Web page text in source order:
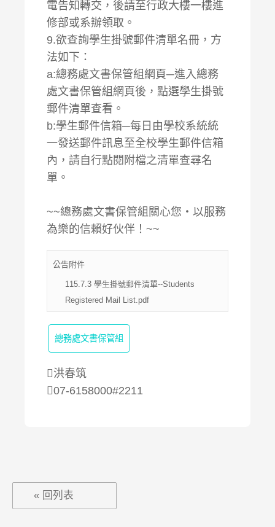
電告知轉交，後請至行政大樓一樓進
修部或系辦領取。
9.欲查詢學生掛號郵件清單名冊，方
法如下：
a:總務處文書保管組網頁─進入總務
處文書保管組網頁後，點選學生掛號
郵件清單查看。
b:學生郵件信箱─每日由學校系統統
一發送郵件訊息至全校學生郵件信箱
內，請自行點閱附檔之清單查尋名
單。
~~總務處文書保管組關心您‧以服務
為樂的信賴好伙伴！~~
公告附件
115.7.3 學生掛號郵件清單--Students
Registered Mail List.pdf
總務處文書保管組
洪春筑
07-6158000#2211
« 回列表